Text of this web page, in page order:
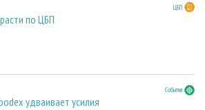
ЦБП
по ЦБП
События
удваивает усилия